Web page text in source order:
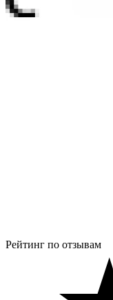
Рейтинг по отзывам